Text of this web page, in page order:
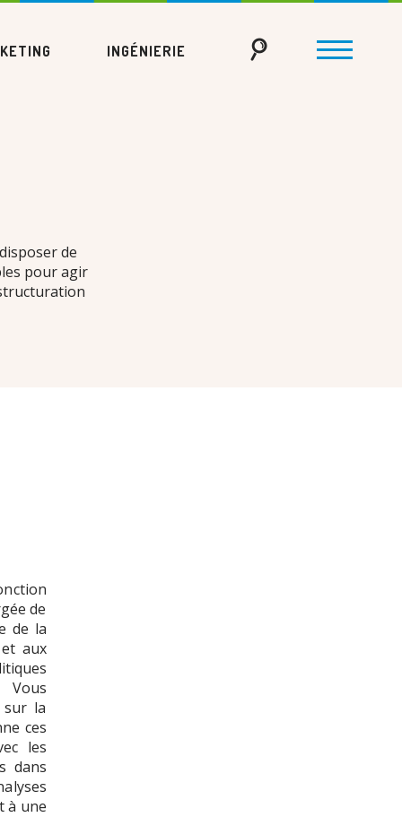
INGÉNIERIE
de
pour agir
de
de la
aux
Vous
sur la
ces
les
dans
à une